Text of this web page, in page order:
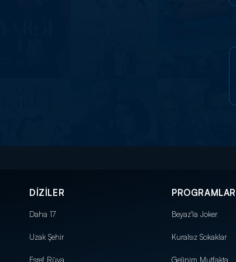
DİZİLER
Daha 17
Uzak Şehir
Eşref Rüya
PROGRAMLAR
Beyaz'la Joker
Kuralsız Sokaklar
Gelinim Mutfakta